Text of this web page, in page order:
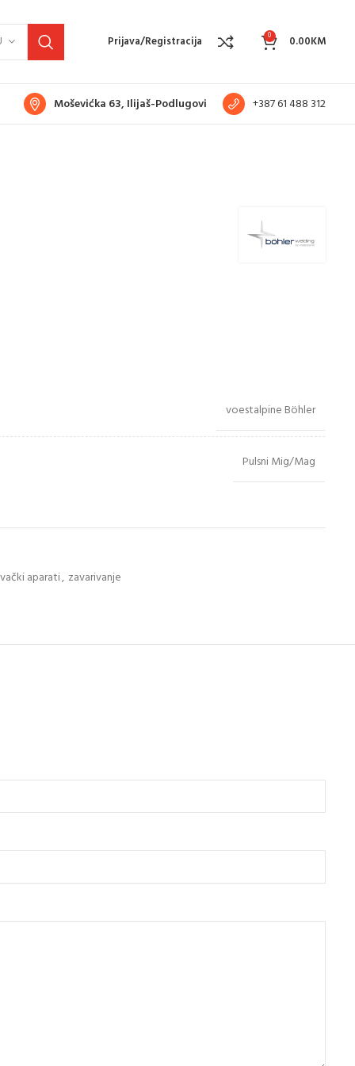
Prijava/Registracija 0 0.00KM
Moševićka 63, Ilijaš-Podlugovi +387 61 488 312
voestalpine Böhler
Pulsni Mig/Mag
aparati, zavarivanje